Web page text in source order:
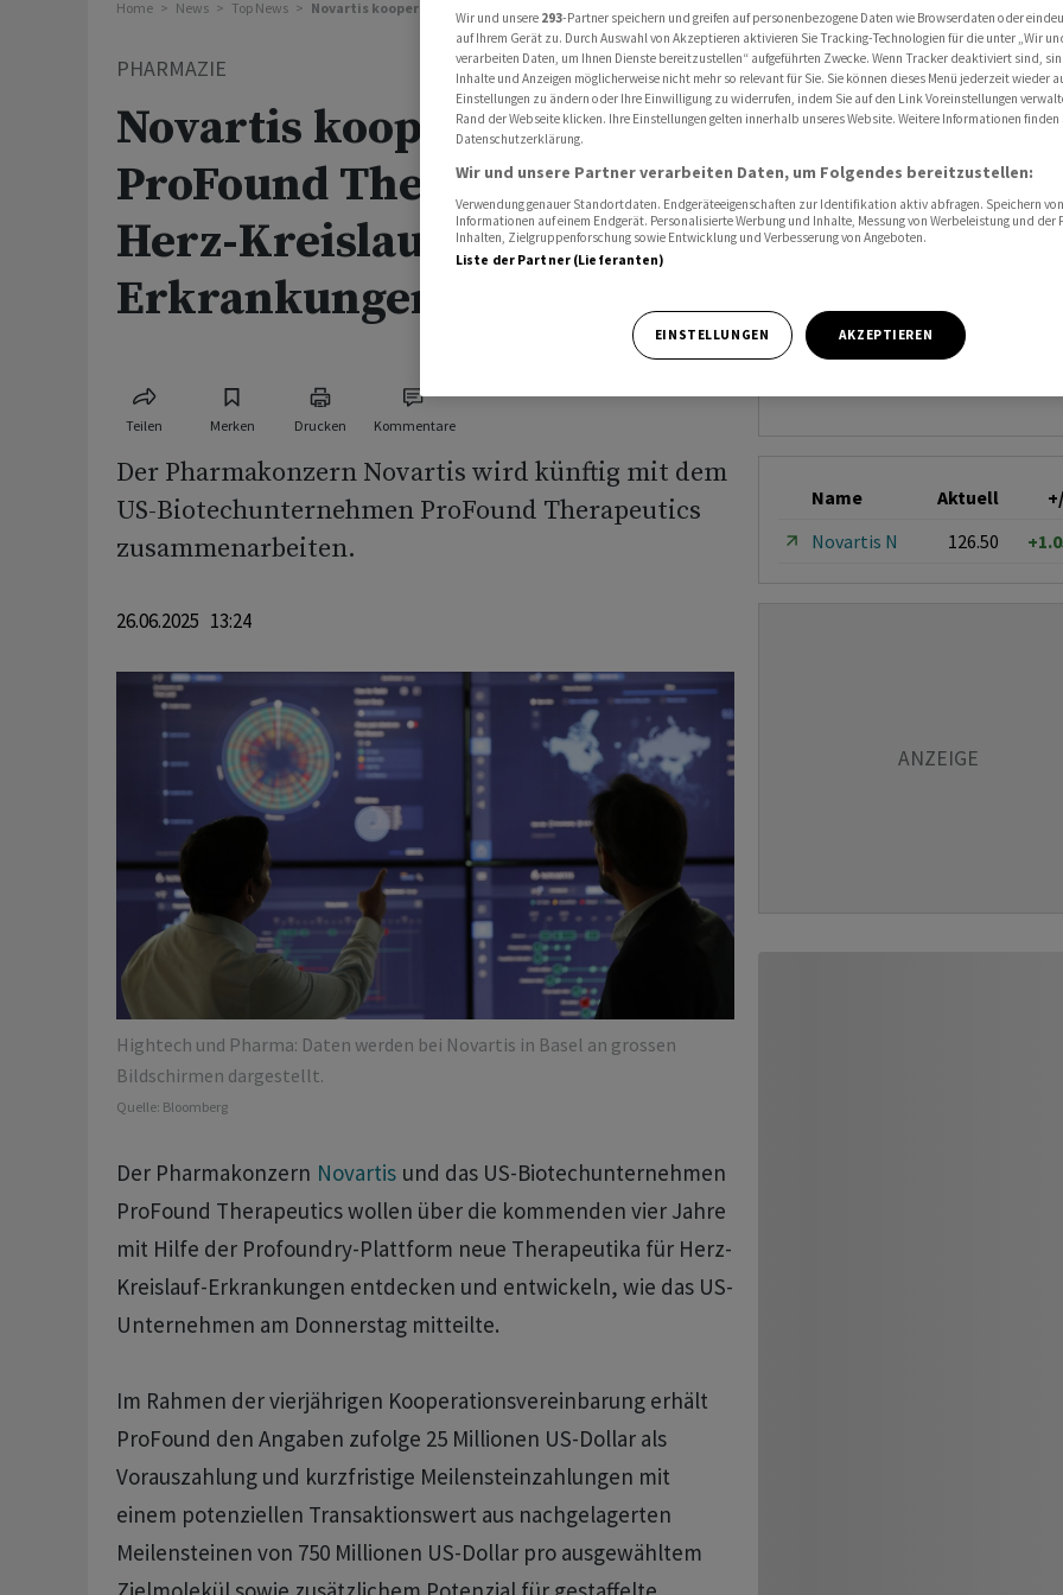
Home News Top News Novartis kooperiert mit ProFound Therapeutics bei Herz-Kreislauf-Erkrankungen
PHARMAZIE
Novartis kooperiert mit
ProFound Therapeutics bei
Herz-Kreislauf-
Erkrankungen
Teilen Merken Drucken Kommentare
Der Pharmakonzern Novartis wird künftig mit dem
US-Biotechunternehmen ProFound Therapeutics
zusammenarbeiten.
26.06.2025 13:24
Hightech und Pharma: Daten werden bei Novartis in Basel an grossen
Bildschirmen dargestellt.
Quelle: Bloomberg
Der Pharmakonzern Novartis und das US-Biotechunternehmen
ProFound Therapeutics wollen über die kommenden vier Jahre
mit Hilfe der Profoundry-Plattform neue Therapeutika für Herz-
Kreislauf-Erkrankungen entdecken und entwickeln, wie das US-
Unternehmen am Donnerstag mitteilte.
Im Rahmen der vierjährigen Kooperationsvereinbarung erhält
ProFound den Angaben zufolge 25 Millionen US-Dollar als
Vorauszahlung und kurzfristige Meilensteinzahlungen mit
einem potenziellen Transaktionswert aus nachgelagerten
Meilensteinen von 750 Millionen US-Dollar pro ausgewähltem
NOVARTIS
Name Aktuell
Novartis N
126.50
Wir und unsere 293-Partner speichern und greifen auf personenbezogene Daten wie Browserdaten oder
auf Ihrem Gerät zu. Durch Auswahl von Akzeptieren aktivieren Sie Tracking-Technologien für die unter „Wir
verarbeiten Daten, um Ihnen Dienste bereitzustellen“ aufgeführten Zwecke. Wenn Tracker deaktiviert sind,
Inhalte und Anzeigen möglicherweise nicht mehr so relevant für Sie. Sie können dieses Menü jederzeit wieder
Einstellungen zu ändern oder Ihre Einwilligung zu widerrufen, indem Sie auf den Link Voreinstellungen
Rand der Webseite klicken. Ihre Einstellungen gelten innerhalb unseres Website. Weitere Informationen finden
Datenschutzerklärung.
Wir und unsere Partner verarbeiten Daten, um Folgendes bereitzustellen:
Verwendung genauer Standortdaten. Endgeräteeigenschaften zur Identifikation aktiv abfragen. Speichern
Informationen auf einem Endgerät. Personalisierte Werbung und Inhalte, Messung von Werbeleistung und der
Inhalten, Zielgruppenforschung sowie Entwicklung und Verbesserung von Angeboten.
Liste der Partner (Lieferanten)
EINSTELLUNGEN AKZEPTIEREN